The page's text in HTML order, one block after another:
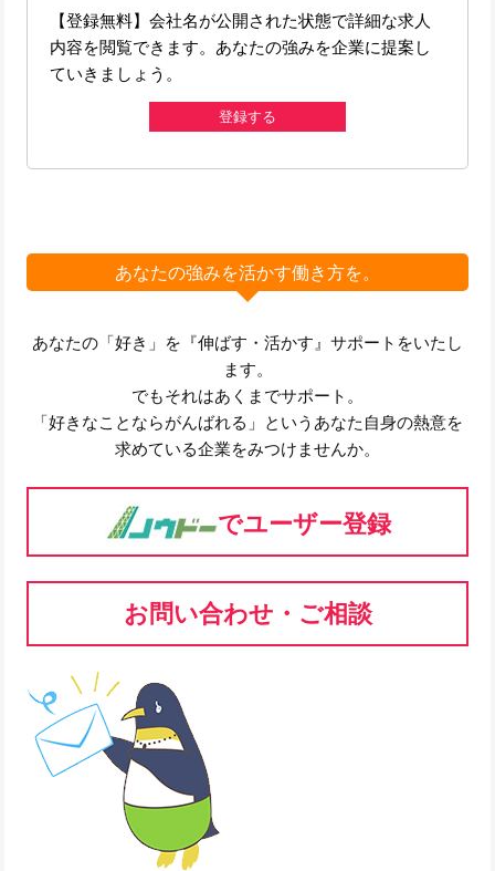
【登録無料】会社名が公開された状態で詳細な求人
内容を閲覧できます。あなたの強みを企業に提案し
ていきましょう。
登録する
あなたの強みを活かす働き方を。
あなたの「好き」を『伸ばす・活かす』サポートをいたし
ます。
でもそれはあくまでサポート。
「好きなことならがんばれる」というあなた自身の熱意を
求めている企業をみつけませんか。
でユーザー登録
お問い合わせ・ご相談